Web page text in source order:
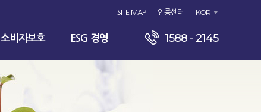
SITE MAP 인증센터 KOR
소비자보호 ESG 경영 1588 - 2145